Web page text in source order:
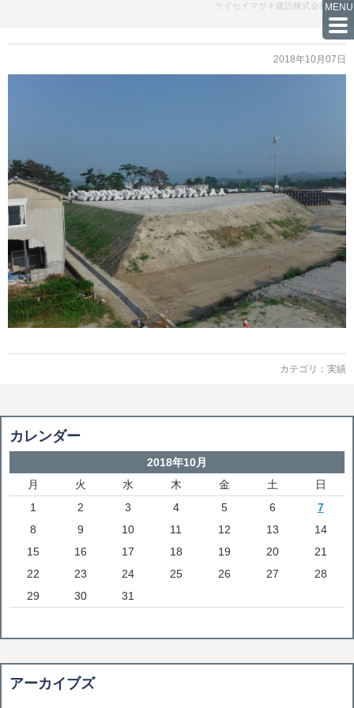
ケイセイマサキ建設株式会社の実績
2018年10月07日
カテゴリ： 実績
カレンダー
2018年10月
月
火 水 木 金 土
日
1
2 3 4 5 6
7
8
9 10 11 12 13
14
15
16 17 18 19 20
21
22
23 24 25 26 27
28
29
30 31
アーカイブズ